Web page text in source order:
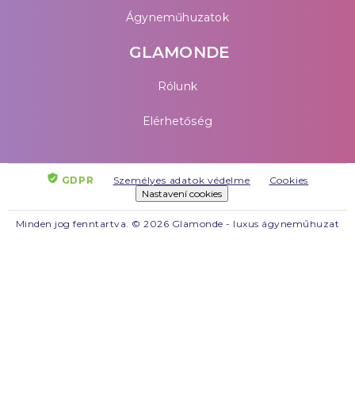
Ágyneműhuzatok
GLAMONDE
Rólunk
Elérhetőség
GDPR Személyes adatok védelme
Cookies
Nastavení cookies
Minden jog fenntartva. © 2026 Glamonde - luxus ágyneműhuzat